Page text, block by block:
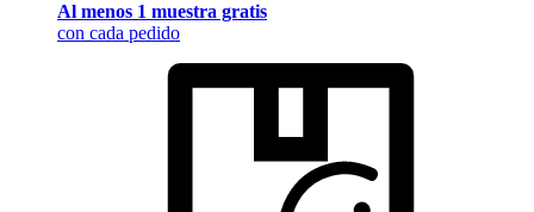
Al menos 1 muestra gratis
con cada pedido